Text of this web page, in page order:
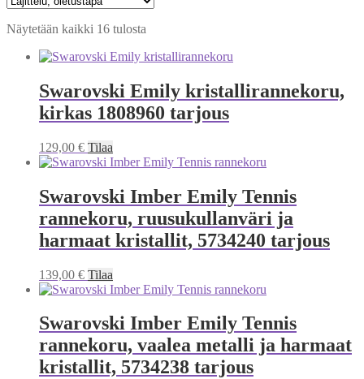
Näytetään kaikki 16 tulosta
Swarovski Emily kristallirannekoru,
kirkas 1808960 tarjous
129,00 € Tilaa
Swarovski Imber Emily Tennis
rannekoru, ruusukullanväri ja
harmaat kristallit, 5734240 tarjous
139,00 € Tilaa
Swarovski Imber Emily Tennis
rannekoru, vaalea metalli ja harmaat
kristallit, 5734238 tarjous